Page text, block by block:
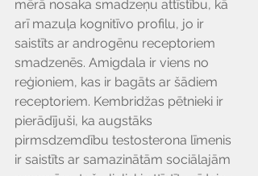
mērā nosaka smadzeņu attīstību, kā
arī mazuļa kognitīvo profilu, jo ir
saistīts ar androgēnu receptoriem
smadzenēs. Amigdala ir viens no
reģioniem, kas ir bagāts ar šādiem
receptoriem. Kembridžas pētnieki ir
pierādījuši, ka augstāks
pirmsdzemdību testosterona līmenis
ir saistīts ar samazinātām sociālajām